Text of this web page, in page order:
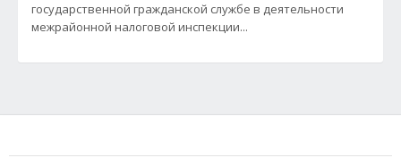
государственной гражданской службе в деятельности
межрайонной налоговой инспекции...